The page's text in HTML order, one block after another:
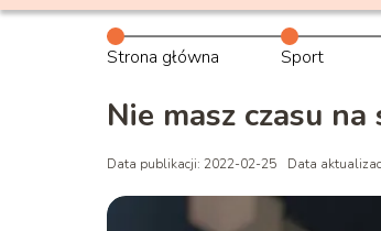
Strona główna Sport
Nie masz czasu na
Data publikacji: 2022-02-25 Data